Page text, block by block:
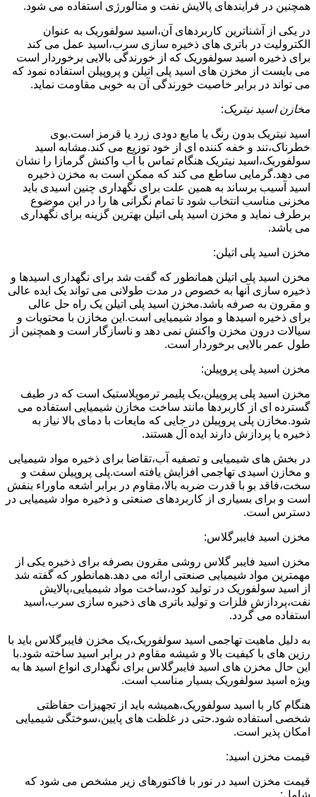
همچنین در فرآیندهای پالایش نفت و متالورژی استفاده می شود.
در یکی از آشناترین کاربردهای آن،اسید سولفوریک به عنوان
الکترولیت در باتری های ذخیره سازی سرب،اسید عمل می کند
برای ذخیره اسید سولفوریک که از خورندگی بالایی برخوردار است
می بایست از مخزن های اسید پلی اتیلن و پروپیلن استفاده نمود که
می تواند در برابر خاصیت خورندگی آن به خوبی مقاومت نماید.
مخازن اسید نیتریک:
اسید نیتریک بدون رنگ یا مایع دودی زرد یا قرمز است.بوی
خطرناک،تند و خفه کننده ای از خود توزیع می کند.مشابه اسید
سولفوریک،اسید نیتریک هنگام تماس با آب واکنش گرمازا را نشان
می دهد.گرمایی ساطع می کند که ممکن است به مخزن ذخیره
اسید آسیب برساند به همین علت برای نگهداری چنین اسیدی باید
مخزنی مناسب انتخاب شود تا تمام نگرانی ها را در این موضوع
برطرف نماید و مخزن اسید پلی اتیلن بهترین گزینه برای نگهداری
می باشد.
مخزن اسید پلی اتیلن:
مخزن اسید پلی اتیلن همانطور که گفت شد برای نگهداری اسیدها و
ذخیره سازی آنها به خصوص در مدت طولانی می تواند یک ایده عالی
و مقرون به صرفه باشد.مخزن اسید پلی اتیلن یک راه حل عالی
برای ذخیره اسیدها و مواد شیمیایی است.این مخازن با محتویات و
سیالات درون مخزن واکنش نمی دهد و ناسازگار است و همچنین از
طول عمر بالایی برخوردار است.
مخزن اسید پلی پروپیلن:
مخزن اسید پلی پروپیلن،یک پلیمر ترموپلاستیک است که در طیف
گسترده ای از کاربردها مانند ساخت مخازن شیمیایی استفاده می
شود.مخازن پلی پروپیلن در جایی که مایعات با دمای بالا نیاز به
ذخیره یا پردازش دارند ایده آل هستند.
در بخش های شیمیایی و تصفیه آب،تقاضا برای ذخیره مواد شیمیایی
و مخازن اسیدی تهاجمی افزایش یافته است.پلی پروپیلن سفت و
سخت،فاقد بو با قدرت ضربه بالا،مقاوم در برابر اشعه ماوراء بنفش
است و برای بسیاری از کاربردهای صنعتی و ذخیره مواد شیمیایی در
دسترس است.
مخزن اسید فایبرگلاس:
مخزن اسید فایبر گلاس روشی مقرون بصرفه برای ذخیره یکی از
مهمترین مواد شیمیایی صنعتی ارائه می دهد.همانطور که گفته شد
از اسید سولفوریک در تولید کود،ساخت مواد شیمیایی،پالایش
نفت،پردازش فلزات و تولید باتری های ذخیره سازی سرب،اسید
استفاده می گردد.
به دلیل ماهیت تهاجمی اسید سولفوریک،یک مخزن فایبرگلاس باید با
رزین های با کیفیت بالا و شیشه مقاوم در برابر اسید ساخته شود.با
این حال مخزن های اسید فایبرگلاس برای نگهداری انواع اسید ها به
ویژه اسید سولفوریک بسیار مناسب است.
هنگام کار با اسید سولفوریک،همیشه باید از تجهیزات حفاظتی
شخصی استفاده شود.حتی در غلظت های پایین،سوختگی شیمیایی
امکان پذیر است.
قیمت مخزن اسید:
قیمت مخزن اسید در نور با فاکتورهای زیر مشخص می شود که
شامل: